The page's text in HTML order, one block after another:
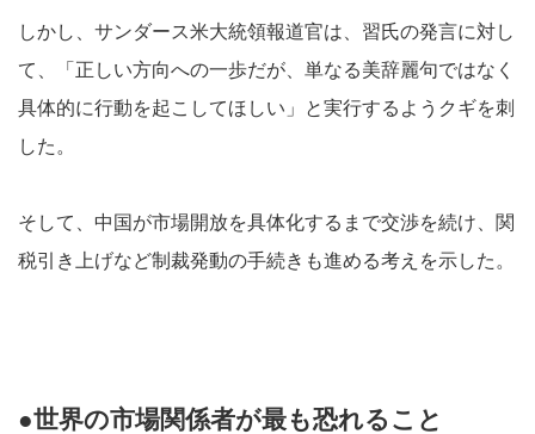
しかし、サンダース米大統領報道官は、習氏の発言に対し
て、「正しい方向への一歩だが、単なる美辞麗句ではなく
具体的に行動を起こしてほしい」と実行するようクギを刺
した。
そして、中国が市場開放を具体化するまで交渉を続け、関
税引き上げなど制裁発動の手続きも進める考えを示した。
●世界の市場関係者が最も恐れること